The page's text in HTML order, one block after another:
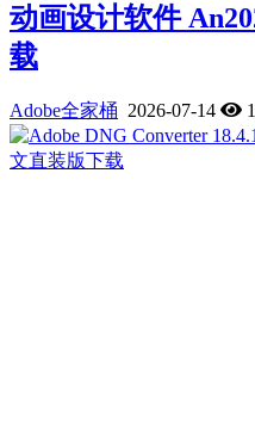
动画设计软件
载
Adobe全家桶 2026-07-14